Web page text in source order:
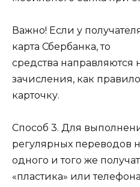
Важно! Если у
карта Сбербанка, то
средства направляются
зачисления, как
карточку.
Способ 3. Для
регулярных переводов
одного и того же
«пластика» или